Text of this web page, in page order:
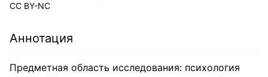
CC BY-NC
Аннотация
Предметная область исследования: психология